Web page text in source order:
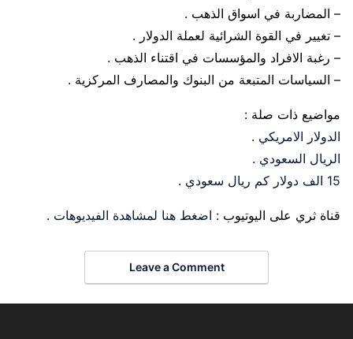
– المضاربة في اسواق الذهب .
– تغيير في القوة الشرائية لعملة الدولار .
– رغبة الافراد والمؤسسات في اقتناء الذهب .
– السياسات المتبعة من البنوك والمصارف المركزية .
مواضيع ذات صلة :
الدولار الامريكي .
الريال السعودي .
15 الف دولار كم ريال سعودي
.
قناة ثري على اليوتيوب : اضغط هنا لمشاهدة الفيديوهات .
Leave a Comment